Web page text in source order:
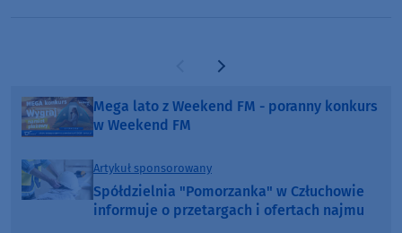
Poprzednia strona
Następna strona
Mega lato z Weekend FM - poranny konkurs
w Weekend FM
Artykuł sponsorowany
Spółdzielnia "Pomorzanka" w Człuchowie
informuje o przetargach i ofertach najmu